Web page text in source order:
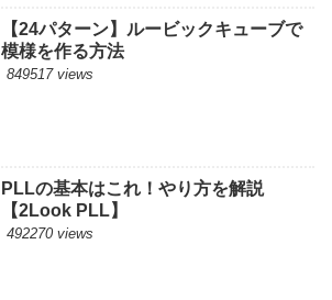
【24パターン】ルービックキューブで
模様を作る方法
849517 views
PLLの基本はこれ！やり方を解説
【2Look PLL】
492270 views